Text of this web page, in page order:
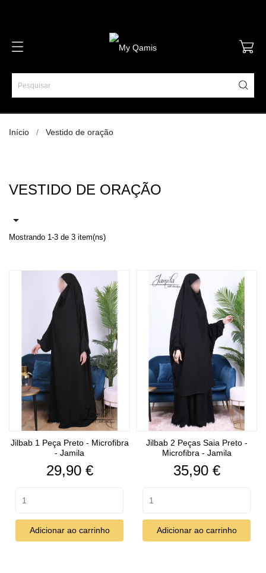
Início Vestido de oração
VESTIDO DE ORAÇÃO

Mostrando 1-3 de 3 item(ns)
Jilbab 1 Peça Preto - Microfibra
- Jamila
Preço
29,90 €
Adicionar ao carrinho
Jilbab 2 Peças Saia Preto -
Microfibra - Jamila
Preço
35,90 €
Adicionar ao carrinho